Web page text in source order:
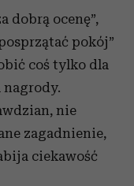
dobrą ocenę”,
pokój”
coś tylko dla
nie
zagadnienie,
ciekawość